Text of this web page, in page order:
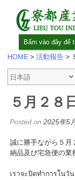
Bấm vào đây để
HOME > 活動報告 >
５月２８
Posted on 2025年5
誠に勝手ながら５月
納品及び宅急便の業
เราจะปิดทำการในวั